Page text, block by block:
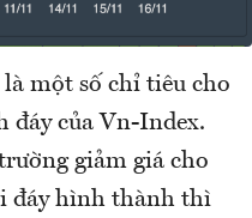
một số chỉ tiêu cho
của Vn-Index.
giảm giá cho
đáy hình thành thì